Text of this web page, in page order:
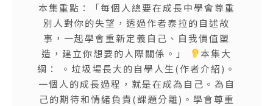
本集重點：「每個人總要在成長中學會尊重
別人對你的失望，透過作者泰拉的自述故
事，一起學會重新定義自己、自我價值塑
造，建立你想要的人際關係。」
本集大
綱： 。垃圾場長大的自學人生(作者介紹)。
一個人的成長過程，就是在成為自己。為自
己的期待和情緒負責(課題分離)。學會尊重